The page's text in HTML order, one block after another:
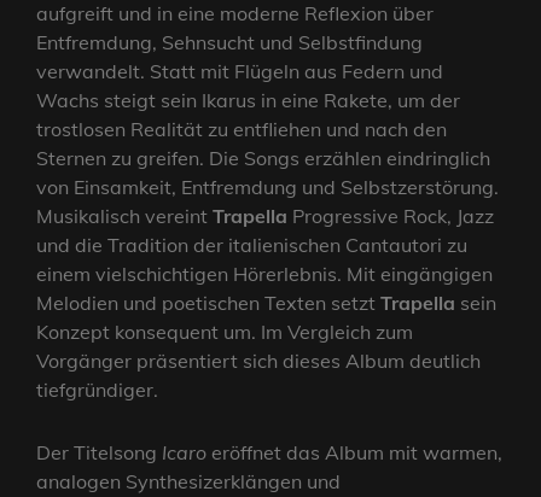
aufgreift und in eine moderne Reflexion über
Entfremdung, Sehnsucht und Selbstfindung
verwandelt. Statt mit Flügeln aus Federn und
Wachs steigt sein Ikarus in eine Rakete, um der
trostlosen Realität zu entfliehen und nach den
Sternen zu greifen. Die Songs erzählen eindringlich
von Einsamkeit, Entfremdung und Selbstzerstörung.
Musikalisch vereint Trapella Progressive Rock, Jazz
und die Tradition der italienischen Cantautori zu
einem vielschichtigen Hörerlebnis. Mit eingängigen
Melodien und poetischen Texten setzt Trapella sein
Konzept konsequent um. Im Vergleich zum
Vorgänger präsentiert sich dieses Album deutlich
tiefgründiger.
Der Titelsong Icaro eröffnet das Album mit warmen,
analogen Synthesizerklängen und